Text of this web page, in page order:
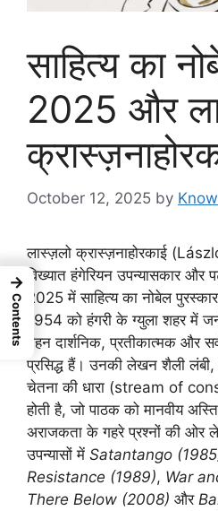
साहित्य का
2025 और
October 12, 2025 by
लास्ज़लो क्रास्ज़नाहोरकाई
विख्यात हंगेरियन उपन्यासकार
2025 में साहित्य का नोबेल
1954 को हंगरी के ग्युला शहर में
गहन दार्शनिक, प्रतीकात्मक और
प्रसिद्ध हैं। उनकी लेखन शैली लंबी,
चेतना की धारा (stream of
होती है, जो पाठक को मानवीय
अराजकता के गहरे प्रश्नों की ओर
उपन्यासों में Satantango
Resistance (1989), War
There Below (2008) और
→
Contents